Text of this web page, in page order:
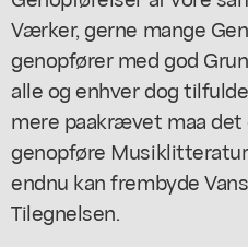
Værker, gerne mange
genopfører med god
alle og enhver dog
mere paakrævet maa
genopføre
endnu kan frembyde
Tilegnelsen.